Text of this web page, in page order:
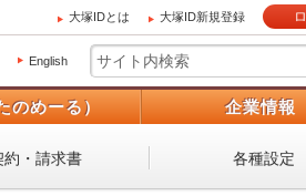
大塚IDとは 大塚ID新規登録
English
のめーる） 企業情報
約・請求書 各種設定